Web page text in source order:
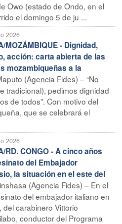
Owo (estado de Ondo, en el
el domingo 5 de ju ...
2026
MOZÁMBIQUE - Dignidad,
acción: carta abierta de las
mozambiqueñas a la
(Agencia Fides) – “No
tradicional), pedimos dignidad
de todos”. Con motivo del
que se celebrará el
2026
RD. CONGO - A cinco años
del Embajador
la situación en el este del
(Agencia Fides) – En el
del embajador italiano en
carabinero Vittorio
conductor del Programa